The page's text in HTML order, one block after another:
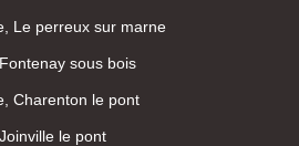
Le perreux sur marne
sous bois
Charenton le pont
le pont